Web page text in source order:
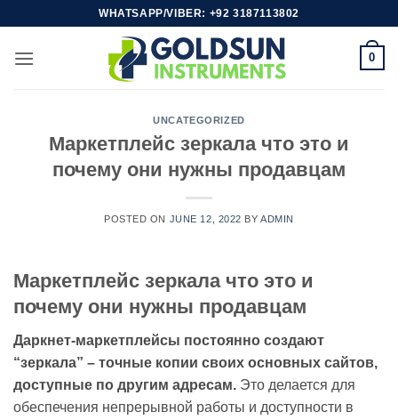
content
WHATSAPP/VIBER: +92 3187113802
0
UNCATEGORIZED
Маркетплейс зеркала что это и
почему они нужны продавцам
POSTED ON JUNE 12, 2022 BYADMIN
Маркетплейс зеркала что это и
почему они нужны продавцам
Даркнет-маркетплейсы постоянно создают
“зеркала” – точные копии своих основных сайтов,
доступные по другим адресам. Это делается для
обеспечения непрерывной работы и доступности в